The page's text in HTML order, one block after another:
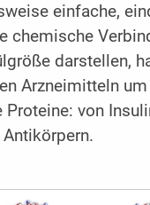
einfache,
chemische
darstellen,
Arzneimitteln um
Proteine: von